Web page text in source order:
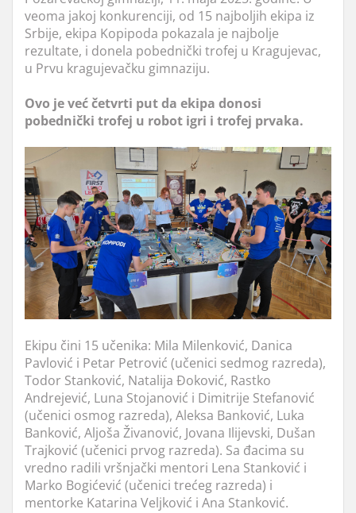
veoma jakoj konkurenciji, od 15 najboljih ekipa iz
Srbije, ekipa Kopipoda pokazala je najbolje
rezultate, i donela pobednički trofej u Kragujevac,
u Prvu kragujevačku gimnaziju.
Ovo je već četvrti put da ekipa donosi
pobednički trofej u robot igri i trofej prvaka.
Ekipu čini 15 učenika: Mila Milenković, Danica
Pavlović i Petar Petrović (učenici sedmog razreda),
Todor Stanković, Natalija Đoković, Rastko
Andrejević, Luna Stojanović i Dimitrije Stefanović
(učenici osmog razreda), Aleksa Banković, Luka
Banković, Aljoša Živanović, Jovana Ilijevski, Dušan
Trajković (učenici prvog razreda). Sa đacima su
vredno radili vršnjački mentori Lena Stanković i
Marko Bogićević (učenici trećeg razreda) i
mentorke Katarina Veljković i Ana Stanković.